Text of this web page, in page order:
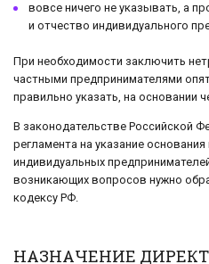
вовсе ничего не указывать, а
и отчество индивидуального
При необходимости заключить
частными предпринимателями
правильно указать, на основании
В законодательстве Российской
регламента на указание
индивидуальных
возникающих вопросов нужно
кодексу РФ.
НАЗНАЧЕНИЕ